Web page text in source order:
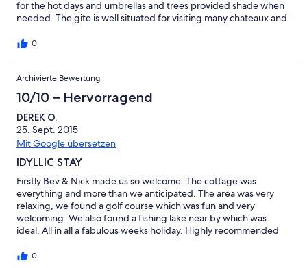
for the hot days and umbrellas and trees provided shade when
needed. The gite is well situated for visiting many chateaux and
The owners were friendly but respectful of our privacy and
definitely recommend this gite to others.
0
Archivierte Bewertung
10/10 – Hervorragend
DEREK O.
25. Sept. 2015
Mit Google übersetzen
IDYLLIC STAY
Firstly Bev & Nick made us so welcome. The cottage was
everything and more than we anticipated. The area was very
relaxing, we found a golf course which was fun and very
welcoming. We also found a fishing lake near by which was
ideal. All in all a fabulous weeks holiday. Highly recommended
0